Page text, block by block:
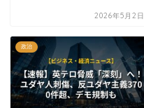
2026年5月2日
政治